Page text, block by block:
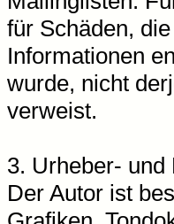
für Schäden,
Informationen
wurde, nicht
verweist.
3. Urheber- und
Der Autor ist